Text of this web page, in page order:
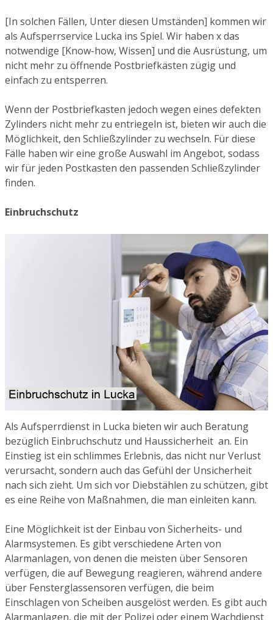
[In solchen Fällen, Unter diesen Umständen] kommen wir
als Aufsperrservice Lucka ins Spiel. Wir haben x das
notwendige [Know-how, Wissen] und die Ausrüstung, um
nicht mehr zu öffnende Postbriefkästen zügig und
einfach zu entsperren.
Wenn der Postbriefkasten jedoch wegen eines defekten
Zylinders nicht mehr zu entriegeln ist, bieten wir auch die
Möglichkeit, den Schließzylinder zu wechseln. Für diese
Fälle haben wir eine große Auswahl im Angebot, sodass
wir für jeden Postkasten den passenden Schließzylinder
finden.
Einbruchschutz
Als Aufsperrdienst in Lucka bieten wir auch Beratung
bezüglich Einbruchschutz und Haussicherheit an. Ein
Einstieg ist ein schlimmes Erlebnis, das nicht nur Verlust
verursacht, sondern auch das Gefühl der Unsicherheit
nach sich zieht. Um sich vor Diebstählen zu schützen, gibt
es eine Reihe von Maßnahmen, die man einleiten kann.
Eine Möglichkeit ist der Einbau von Sicherheits- und
Alarmsystemen. Es gibt verschiedene Arten von
Alarmanlagen, von denen die meisten über Sensoren
verfügen, die auf Bewegung reagieren, während andere
über Fensterglassensoren verfügen, die beim
Einschlagen von Scheiben ausgelöst werden. Es gibt auch
Alarmanlagen, die mit der Polizei oder einem Wachdienst